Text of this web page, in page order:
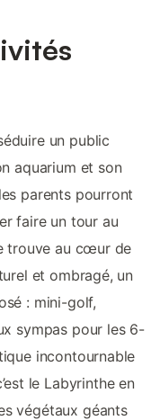
un public
aquarium et son
parents pourront
faire un tour au
trouve au cœur de
et ombragé, un
: mini-golf,
sympas pour les 6-
incontournable
le Labyrinthe en
végétaux géants